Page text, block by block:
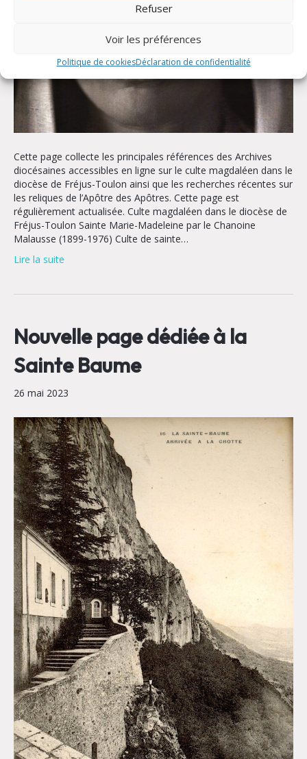
Refuser
Voir les préférences
Politique de cookiesDéclaration de confidentialité
Cette page collecte les principales références des Archives
diocésaines accessibles en ligne sur le culte magdaléen dans le
diocèse de Fréjus-Toulon ainsi que les recherches récentes sur
les reliques de l’Apôtre des Apôtres. Cette page est
régulièrement actualisée. Culte magdaléen dans le diocèse de
Fréjus-Toulon Sainte Marie-Madeleine par le Chanoine
Malausse (1899-1976) Culte de sainte…
Lire la suite
Nouvelle page dédiée à la
Sainte Baume
26 mai 2023